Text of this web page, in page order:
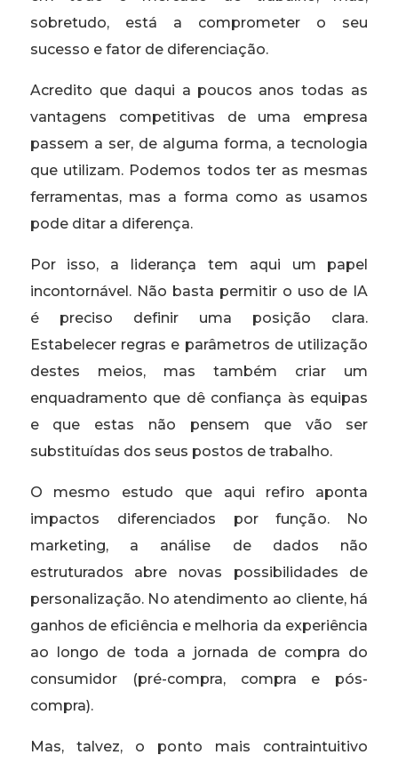
sobretudo, está a comprometer o seu
sucesso e fator de diferenciação.
Acredito que daqui a poucos anos todas as
vantagens competitivas de uma empresa
passem a ser, de alguma forma, a tecnologia
que utilizam. Podemos todos ter as mesmas
ferramentas, mas a forma como as usamos
pode ditar a diferença.
Por isso, a liderança tem aqui um papel
incontornável. Não basta permitir o uso de IA
é preciso definir uma posição clara.
Estabelecer regras e parâmetros de utilização
destes meios, mas também criar um
enquadramento que dê confiança às equipas
e que estas não pensem que vão ser
substituídas dos seus postos de trabalho.
O mesmo estudo que aqui refiro aponta
impactos diferenciados por função. No
marketing, a análise de dados não
estruturados abre novas possibilidades de
personalização. No atendimento ao cliente, há
ganhos de eficiência e melhoria da experiência
ao longo de toda a jornada de compra do
consumidor (pré-compra, compra e pós-
compra).
Mas, talvez, o ponto mais contraintuitivo